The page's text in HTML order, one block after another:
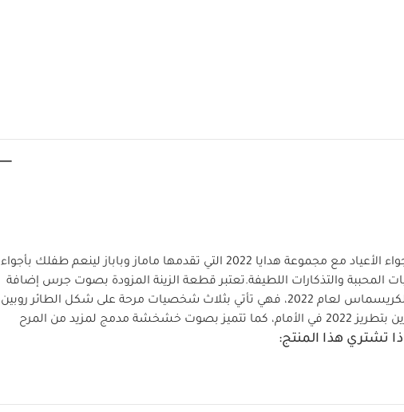
أضيفي لمسة ساحرة إلى أجواء الأعياد مع مجموعة هدايا 2022 التي تقدمها ماماز وباباز لينعم طفلك بأجواء
المحببة والتذكارات اللطيفة.تعتبر قطعة الزينة المزودة بصوت جرس إضافة
مبهجة ومميزة إلى شجرة الكريسماس لعام 2022، فهي تأتي بثلاث شخصيات مرحة على شكل الطائر روبين
وغزال الرنة ورجل الثلج وتتزين بتطريز 2022 في الأمام، كما تتميز بصوت خشخشة مدمج لمزيد من المرح
تشتري هذا المنتج: